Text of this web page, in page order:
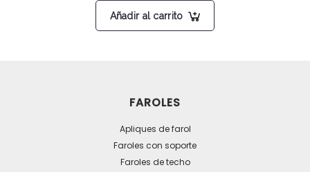
Añadir al carrito
FAROLES
Apliques de farol
Faroles con soporte
Faroles de techo